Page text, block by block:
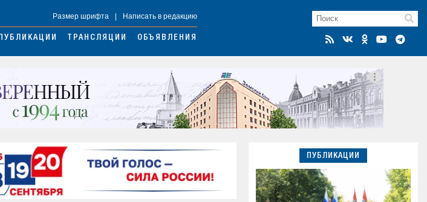
Размер шрифта Написать в редакцию
ТРАНСЛЯЦИИ ОБЪЯВЛЕНИЯ
ПУБЛИКАЦИИ